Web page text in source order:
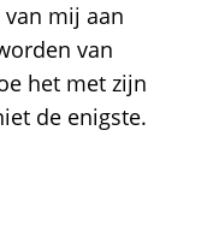
mij aan
van
het met zijn
de enigste.